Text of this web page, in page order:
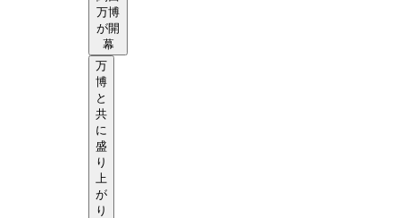
万博
が開
幕
万
博
と
共
に
盛
り
上
が
り